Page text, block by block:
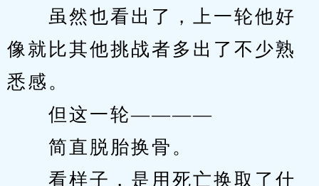
虽然也看出了，上一轮他好
像就比其他挑战者多出了不少熟
悉感。
但这一轮————
简直脱胎换骨。
看样子，是用死亡换取了什